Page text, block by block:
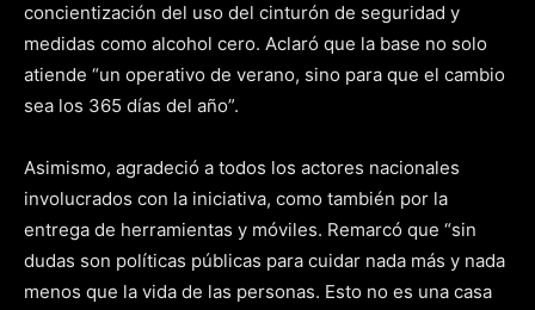
concientización del uso del cinturón de seguridad y
medidas como alcohol cero. Aclaró que la base no solo
atiende “un operativo de verano, sino para que el cambio
sea los 365 días del año”.
Asimismo, agradeció a todos los actores nacionales
involucrados con la iniciativa, como también por la
entrega de herramientas y móviles. Remarcó que “sin
dudas son políticas públicas para cuidar nada más y nada
menos que la vida de las personas. Esto no es una casa